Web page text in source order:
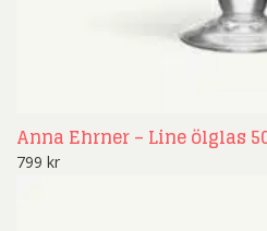
Anna Ehrner – Line ölglas
799 kr